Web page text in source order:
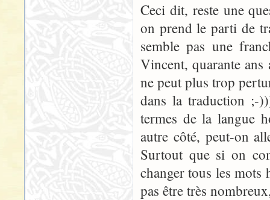
Ceci dit, reste une
on prend le parti de
semble pas une
Vincent, quarante
ne peut plus trop
dans la traduction ;-
termes de la langue
autre côté, peut-on
Surtout que si on
changer tous les mots
pas être très